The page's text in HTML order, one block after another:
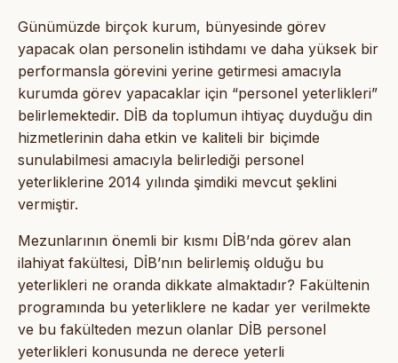
Günümüzde birçok kurum, bünyesinde görev
yapacak olan personelin istihdamı ve daha yüksek bir
performansla görevini yerine getirmesi amacıyla
kurumda görev yapacaklar için “personel yeterlikleri”
belirlemektedir. DİB da toplumun ihtiyaç duyduğu din
hizmetlerinin daha etkin ve kaliteli bir biçimde
sunulabilmesi amacıyla belirlediği personel
yeterliklerine 2014 yılında şimdiki mevcut şeklini
vermiştir.
Mezunlarının önemli bir kısmı DİB’nda görev alan
ilahiyat fakültesi, DİB’nın belirlemiş olduğu bu
yeterlikleri ne oranda dikkate almaktadır? Fakültenin
programında bu yeterliklere ne kadar yer verilmekte
ve bu fakülteden mezun olanlar DİB personel
yeterlikleri konusunda ne derece yeterli